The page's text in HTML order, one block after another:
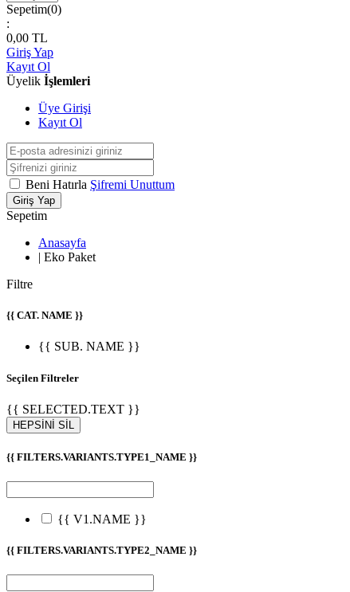
Sepetim(0)
:
0,00 TL
Giriş Yap
Kayıt Ol
Üyelik İşlemleri
Üye Girişi
Kayıt Ol
Beni Hatırla Şifremi Unuttum
Giriş Yap
Sepetim
Anasayfa
| Eko Paket
Filtre
{{ CAT. NAME }}
{{ SUB. NAME }}
Seçilen Filtreler
{{ SELECTED.TEXT }}
HEPSİNİ SİL
{{ FILTERS.VARIANTS.TYPE1_NAME }}
{{ V1.NAME }}
{{ FILTERS.VARIANTS.TYPE2_NAME }}